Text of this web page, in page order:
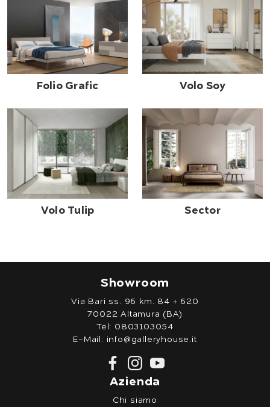
Folio Grafic Volo Soy
Volo Tulip Sector
Showroom
Via Bari ss. 96 km. 84 + 620
70022 Altamura (BA)
Tel: 0803103054
E-Mail: info@galleryhouse.it
Azienda
Chi siamo